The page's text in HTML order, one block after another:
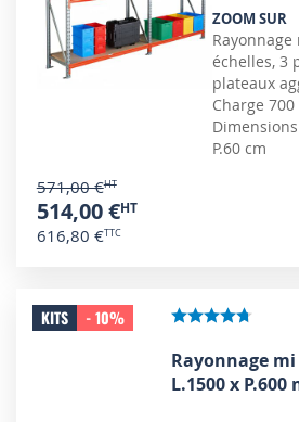
ZOOM SUR
échelles, 3
plateaux
Charge
P.60 cm
571,00 €
514,00 €
616,80 €
KITS - 10%
Rayonnage
L.1500 x P.600